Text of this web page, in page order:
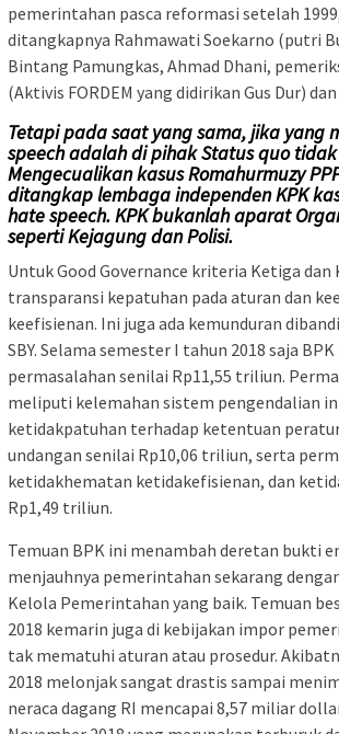
pemerintahan pasca reformasi setelah
ditangkapnya Rahmawati Soekarno (putri
Bintang Pamungkas, Ahmad Dhani,
(Aktivis FORDEM yang didirikan Gus Dur)
Tetapi pada saat yang sama, jika yang
speech adalah di pihak Status quo
Mengecualikan kasus Romahurmuzy
ditangkap lembaga independen KPK
hate speech. KPK bukanlah aparat
seperti Kejagung dan Polisi.
Untuk Good Governance kriteria Ketiga dan
transparansi kepatuhan pada aturan dan
keefisienan. Ini juga ada kemunduran
SBY. Selama semester I tahun 2018 saja
permasalahan senilai Rp11,55 triliun.
meliputi kelemahan sistem pengendalian
ketidakpatuhan terhadap ketentuan
undangan senilai Rp10,06 triliun, serta
ketidakhematan ketidakefisienan, dan
Rp1,49 triliun.
Temuan BPK ini menambah deretan bukti
menjauhnya pemerintahan sekarang
Kelola Pemerintahan yang baik. Temuan
2018 kemarin juga di kebijakan impor
tak mematuhi aturan atau prosedur.
2018 melonjak sangat drastis sampai
neraca dagang RI mencapai 8,57 miliar